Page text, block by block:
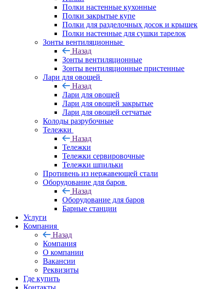
Полки настенные кухонные
Полки закрытые купе
Полки для разделочных досок и крышек
Полки настенные для сушки тарелок
Зонты вентиляционные
Назад
Зонты вентиляционные
Зонты вентиляционные пристенные
Лари для овощей
Назад
Лари для овощей
Лари для овощей закрытые
Лари для овощей сетчатые
Колоды разрубочные
Тележки
Назад
Тележки
Тележки сервировочные
Тележки шпильки
Противень из нержавеющей стали
Оборудование для баров
Назад
Оборудование для баров
Барные станции
Услуги
Компания
Назад
Компания
О компании
Вакансии
Реквизиты
Где купить
Контакты